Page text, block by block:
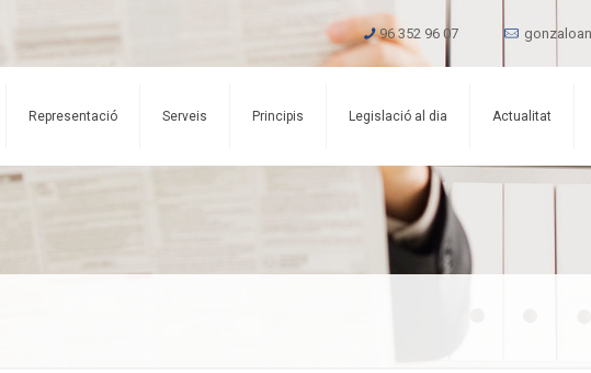
96 352 96 07
Representació Serveis Principis Legislació al dia Actualitat